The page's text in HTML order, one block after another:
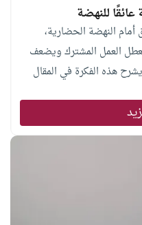
للنهضة
النهضة الحضارية،
يعطل العمل المشترك ويضعف
هذه الفكرة في المقال